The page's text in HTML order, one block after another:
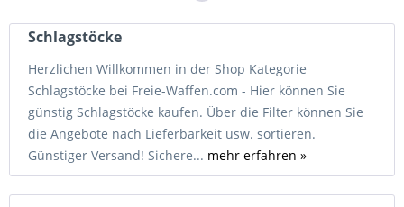
Schlagstöcke
Herzlichen Willkommen in der Shop Kategorie
Schlagstöcke bei Freie-Waffen.com - Hier können Sie
günstig Schlagstöcke kaufen. Über die Filter können Sie
die Angebote nach Lieferbarkeit usw. sortieren.
Günstiger Versand! Sichere... mehr erfahren »